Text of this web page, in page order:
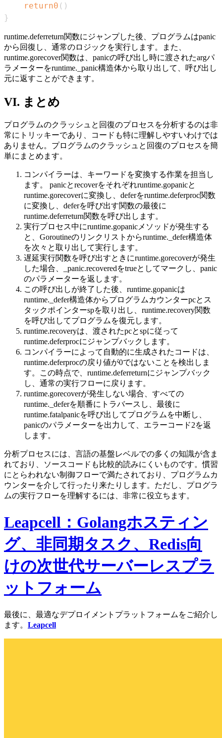
return0 ( )
}
runtime.deferreturn関数にジャンプした後、プログラムはpanic
から回復し、通常のロジックを実行します。また、
runtime.gorecover関数は、panicの呼び出し時に渡されたargパ
ラメーターをruntime._panic構造体から取り出して、呼び出し
元に返すことができます。
VI. まとめ
プログラムのクラッシュと回復のプロセスを分析するのは非
常にトリッキーであり、コードも特に理解しやすいわけでは
ありません。プログラムのクラッシュと回復のプロセスを簡
単にまとめます。
コンパイラーは、キーワードを変換する作業を担当し
ます。 panicとrecoverをそれぞれruntime.gopanicと
runtime.gorecoverに変換し、deferをruntime.deferproc関数
に変換し、deferを呼び出す関数の最後に
runtime.deferreturn関数を呼び出します。
実行プロセス中にruntime.gopanicメソッドが発生する
と、Goroutineのリンクリストからruntime._defer構造体
を次々と取り出して実行します。
遅延実行関数を呼び出すときにruntime.gorecoverが発生
した場合、_panic.recoveredをtrueとしてマークし、panic
のパラメーターを返します。
この呼び出しが終了した後、runtime.gopanicは
runtime._defer構造体からプログラムカウンターpcとス
タックポインターspを取り出し、runtime.recovery関数
を呼び出してプログラムを復元します。
runtime.recoveryは、渡されたpcとspに従って
runtime.deferprocにジャンプバックします。
コンパイラーによって自動的に生成されたコードは、
runtime.deferprocの戻り値が0ではないことを検出しま
す。この時点で、runtime.deferreturnにジャンプバック
し、通常の実行フローに戻ります。
runtime.gorecoverが発生しない場合、すべての
runtime._deferを順番にトラバースし、最後に
runtime.fatalpanicを呼び出してプログラムを中断し、
panicのパラメーターを出力して、エラーコード2を返
します。
分析プロセスには、言語の基盤レベルでの多くの知識が含ま
れており、ソースコードも比較的読みにくいものです。慣習
にとらわれない制御フローで満たされており、プログラムカ
ウンターを介して行ったり来たりします。ただし、プログラ
ムの実行フローを理解するには、非常に役立ちます。
Leapcell：Golangホスティン
グ、非同期タスク、Redis向
けの次世代サーバーレスプラ
ットフォーム
最後に、最適なデプロイメントプラットフォームをご紹介し
ます。 Leapcell